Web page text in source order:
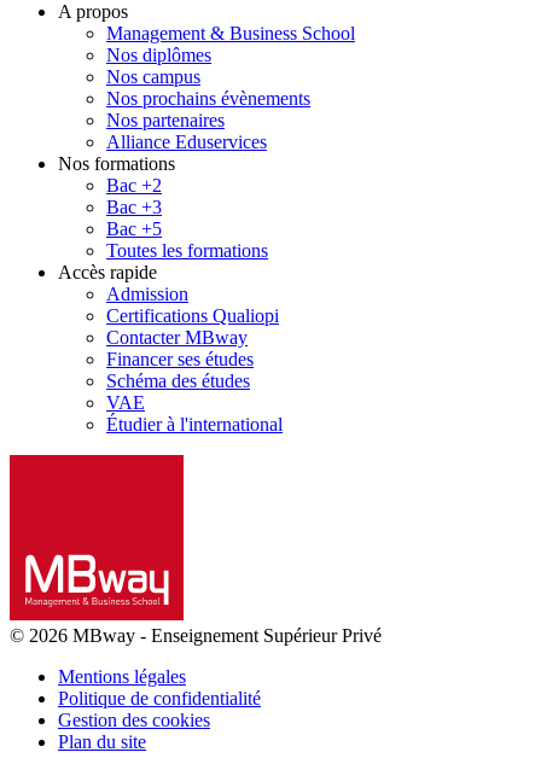
A propos
Management & Business School
Nos diplômes
Nos campus
Nos prochains évènements
Nos partenaires
Alliance Eduservices
Nos formations
Bac +2
Bac +3
Bac +5
Toutes les formations
Accès rapide
Admission
Certifications Qualiopi
Contacter MBway
Financer ses études
Schéma des études
VAE
Étudier à l'international
© 2026 MBway - Enseignement Supérieur Privé
Mentions légales
Politique de confidentialité
Gestion des cookies
Plan du site